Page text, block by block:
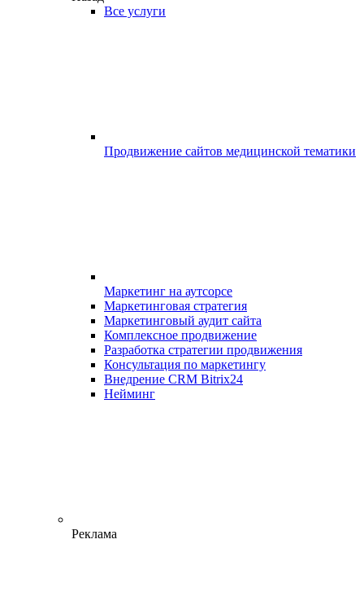
Все услуги
Продвижение сайтов медицинской тематики
Маркетинг на аутсорсе
Маркетинговая стратегия
Маркетинговый аудит сайта
Комплексное продвижение
Разработка стратегии продвижения
Консультация по маркетингу
Внедрение CRM Bitrix24
Нейминг
Реклама